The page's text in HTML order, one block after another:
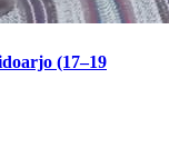
(17–19